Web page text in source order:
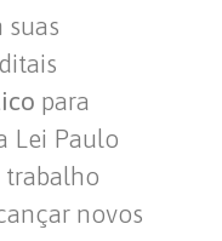
suas
para
Lei Paulo
trabalho
novos